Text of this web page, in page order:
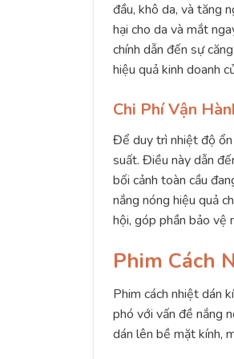
đầu, khô da, và tăng
hại cho da và mắt
chính dẫn đến sự
hiệu quả kinh doanh
Chi Phí Vận
Để duy trì nhiệt độ ổn
suất. Điều này dẫn
bối cảnh toàn cầu
nắng nóng hiệu quả
hội, góp phần bảo vệ
Phim Cách
Phim cách nhiệt dán
phó với vấn đề nắng
dán lên bề mặt kính,